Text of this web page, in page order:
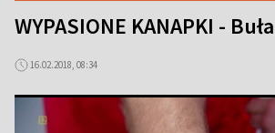
WYPASIONE KANAPKI -
16.02.2018, 08:34